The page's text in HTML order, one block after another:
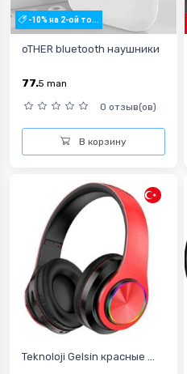
-10% на 2-ой то...
oTHER bluetooth наушники
77.5 man
0 отзыв(ов)
В корзину
Teknoloji Gelsin красные ...